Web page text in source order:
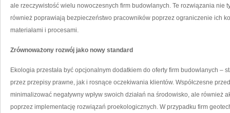
ale rzeczywistość wielu nowoczesnych firm budowlanych. Te rozwiązania nie
również poprawiają bezpieczeństwo pracowników poprzez ograniczenie ich
materiałami i procesami.
Zrównoważony rozwój jako nowy standard
Ekologia przestała być opcjonalnym dodatkiem do oferty firm budowlanych –
przez przepisy prawne, jak i rosnące oczekiwania klientów. Współczesne
minimalizować negatywny wpływ swoich działań na środowisko, ale również
poprzez implementację rozwiązań proekologicznych. W przypadku firm